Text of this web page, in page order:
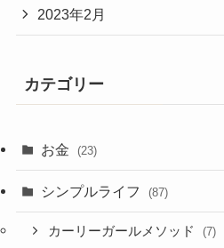
2023年2月
カテゴリー
お金 (23)
シンプルライフ (87)
カーリーガールメソッド (7)